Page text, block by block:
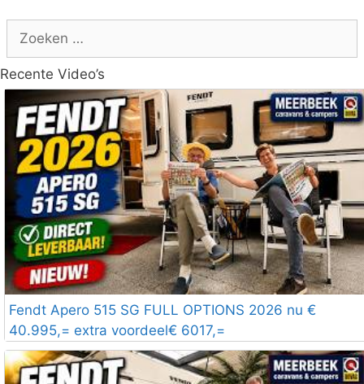
naar:
Recente Video’s
Fendt Apero 515 SG FULL OPTIONS 2026 nu €
40.995,= extra voordeel€ 6017,=